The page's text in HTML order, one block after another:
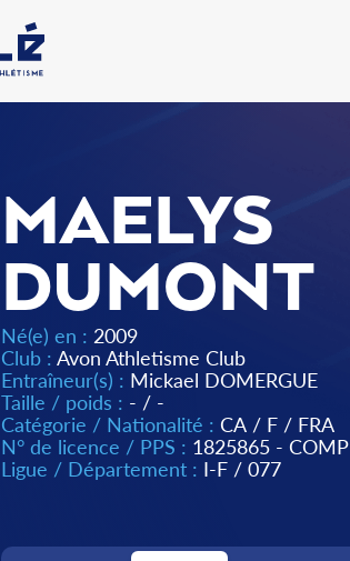
MAELYS
DUMONT
Né(e) en : 2009
Club :Avon Athletisme Club
Entraîneur(s) : Mickael DOMERGUE
Taille / poids : - / -
Catégorie / Nationalité :CA / F / FRA
N° de licence / PPS : 1825865 - COMP
Ligue / Département : I-F / 077